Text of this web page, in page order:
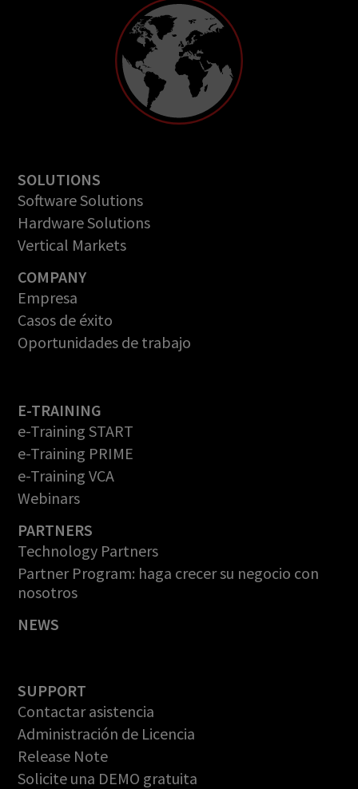
SOLUTIONS
Software Solutions
Hardware Solutions
Vertical Markets
COMPANY
Empresa
Casos de éxito
Oportunidades de trabajo
E-TRAINING
e-Training START
e-Training PRIME
e-Training VCA
Webinars
PARTNERS
Technology Partners
Partner Program: haga crecer su negocio con
nosotros
NEWS
SUPPORT
Contactar asistencia
Administración de Licencia
Release Note
Solicite una DEMO gratuita